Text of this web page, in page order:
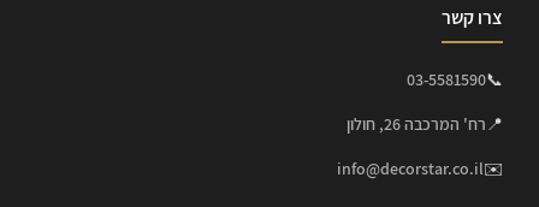
צרו קשר
📞
03-5581590
📍רח' המרכבה 26, חולון
✉️
info@decorstar.co.il